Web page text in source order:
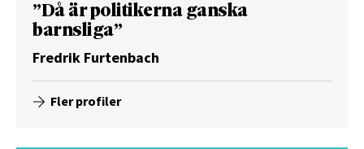
”Då är politikerna ganska
barnsliga”
Fredrik Furtenbach
Fler profiler